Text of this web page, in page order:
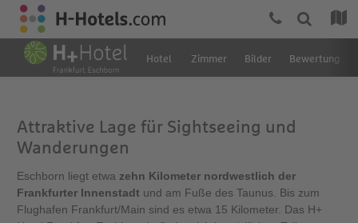
Hotel Zimmer Bilder Bewertung
Attraktive Lage für Sightseeing und
Wanderungen
Eschborn liegt etwa zehn Kilometer nordwestlich der
Frankfurter Innenstadt und am Fuße des Taunus. Bis zum
Flughafen Frankfurt/Main sind es etwa 15 Kilometer. Das H+